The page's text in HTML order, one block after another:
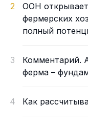
2
ООН
фермерских
полный
3
Комментарий.
ферма –
4 Как